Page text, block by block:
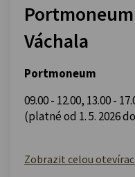
Váchala
Portmoneum
09.00 - 12.00, 13.00 -
(platné od 1. 5. 2026 do
Zobrazit celou